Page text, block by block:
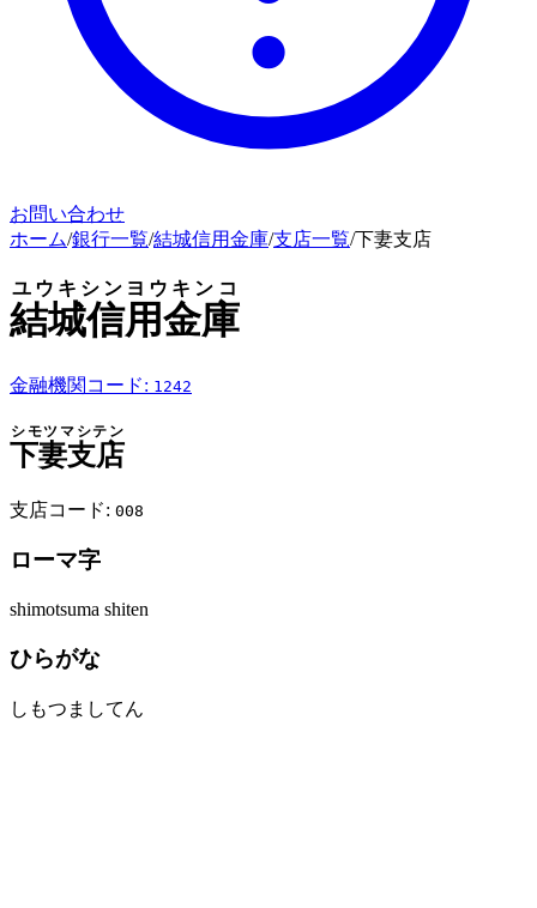
お問い合わせ
ホーム/銀行一覧/結城信用金庫/支店一覧/下妻支店
結城信用金庫
ユウキシンヨウキンコ
金融機関コード: 1242
下妻支店
シモツマシテン
支店コード: 008
ローマ字
shimotsuma shiten
ひらがな
しもつましてん